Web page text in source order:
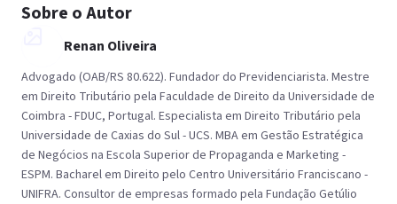
Sobre o Autor
Renan Oliveira
Advogado (OAB/RS 80.622). Fundador do Previdenciarista. Mestre
em Direito Tributário pela Faculdade de Direito da Universidade de
Coimbra - FDUC, Portugal. Especialista em Direito Tributário pela
Universidade de Caxias do Sul - UCS. MBA em Gestão Estratégica
de Negócios na Escola Superior de Propaganda e Marketing -
ESPM. Bacharel em Direito pelo Centro Universitário Franciscano -
UNIFRA. Consultor de empresas formado pela Fundação Getúlio